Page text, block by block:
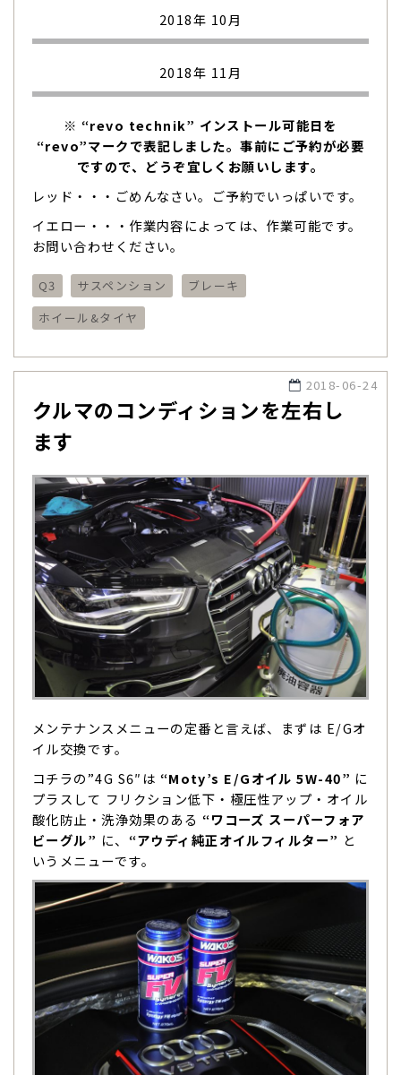
2018年 10月
2018年 11月
※ “revo technik” インストール可能日を
“revo”マークで表記しました。事前にご予約が必要
ですので、どうぞ宜しくお願いします。
レッド・・・ごめんなさい。ご予約でいっぱいです。
イエロー・・・作業内容によっては、作業可能です。
お問い合わせください。
Q3 サスペンション
ブレーキ
ホイール&タイヤ
クルマのコンディションを左右し
ます
2018-06-24
メンテナンスメニューの定番と言えば、まずは E/Gオ
イル交換です。
コチラの”4G S6″は “Moty’s E/Gオイル 5W-40” に
プラスして フリクション低下・極圧性アップ・オイル
酸化防止・洗浄効果のある “ワコーズ スーパーフォア
ビーグル” に、 “アウディ純正オイルフィルター” と
いうメニューです。